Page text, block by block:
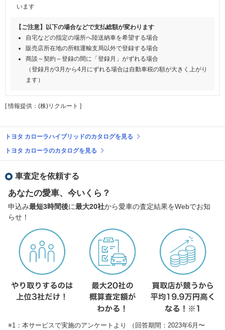
います
【ご注意】以下の場合などで支払総額が変わります
自宅などの指定の場所へ陸送納車を希望する場合
販売店所在地の所轄運輸支局以外で登録する場合
商談～契約～登録の間に「登録月」がずれる場合
（登録月が3月から4月にずれる場合は自動車税の額が大きく上がり
ます）
[ 情報提供：(株)リクルート ]
トヨタ カローラハイブリッドのカタログを見る
トヨタ カローラのカタログを見る
車査定を依頼する
あなたの愛車、今いくら？
申込み最短3時間後に最大20社から愛車の査定結果をWebでお知
らせ！
※1：本サービスで実施のアンケートより （回答期間：2023年6月〜